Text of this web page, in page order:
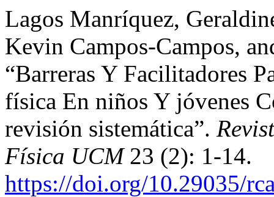
Lagos Manríquez,
Kevin Campos-Campos,
“Barreras Y Facilitadores
física En niños Y jóvenes
revisión sistemática”.
Física UCM23 (2): 1-14.
https://doi.org/10.29035/